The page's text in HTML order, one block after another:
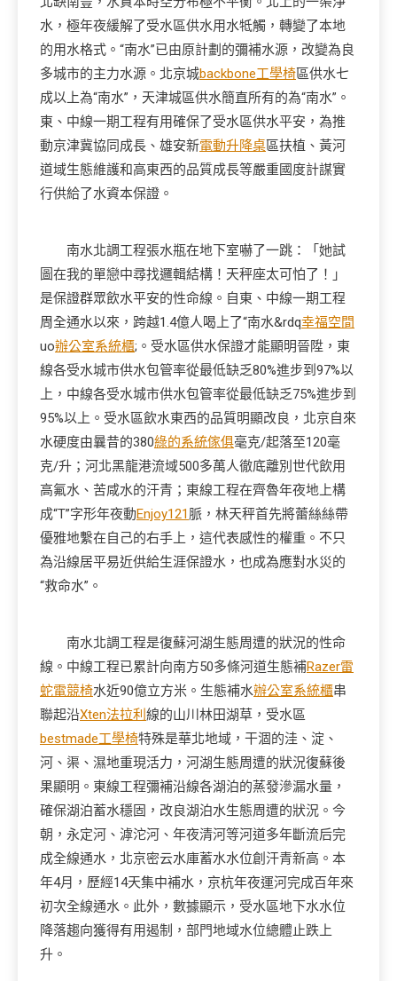
水，極年夜緩解了受水區供水用水牴觸，轉變了本地
的用水格式。“南水”已由原計劃的彌補水源，改變為良
多城市的主力水源。北京城backbone工學椅區供水七
成以上為“南水”，天津城區供水簡直所有的為“南水”。
東、中線一期工程有用確保了受水區供水平安，為推
動京津冀協同成長、雄安新電動升降桌區扶植、黃河
道域生態維護和高東西的品質成長等嚴重國度計謀實
行供給了水資本保證。
南水北調工程張水瓶在地下室嚇了一跳：「她試
圖在我的單戀中尋找邏輯結構！天秤座太可怕了！」
是保證群眾飲水平安的性命線。自東、中線一期工程
周全通水以來，跨越1.4億人喝上了“南水&rdq幸福空間
uo辦公室系統櫃;。受水區供水保證才能顯明晉陞，東
線各受水城市供水包管率從最低缺乏80%進步到97%以
上，中線各受水城市供水包管率從最低缺乏75%進步到
95%以上。受水區飲水東西的品質明顯改良，北京自來
水硬度由曩昔的380綠的系統傢俱毫克/起落至120毫
克/升；河北黑龍港流域500多萬人徹底離別世代飲用
高氟水、苦咸水的汗青；東線工程在齊魯年夜地上構
成“T”字形年夜動Enjoy121脈，林天秤首先將蕾絲絲帶
優雅地繫在自己的右手上，這代表感性的權重。不只
為沿線居平易近供給生涯保證水，也成為應對水災的
“救命水”。
南水北調工程是復蘇河湖生態周遭的狀況的性命
線。中線工程已累計向南方50多條河道生態補Razer雷
蛇電競椅水近90億立方米。生態補水辦公室系統櫃串
聯起沿Xten法拉利 線的山川林田湖草，受水區
bestmade工學椅特殊是華北地域，干涸的洼、淀、
河、渠、濕地重現活力，河湖生態周遭的狀況復蘇後
果顯明。東線工程彌補沿線各湖泊的蒸發滲漏水量，
確保湖泊蓄水穩固，改良湖泊水生態周遭的狀況。今
朝，永定河、滹沱河、年夜清河等河道多年斷流后完
成全線通水，北京密云水庫蓄水水位創汗青新高。本
年4月，歷經14天集中補水，京杭年夜運河完成百年來
初次全線通水。此外，數據顯示，受水區地下水水位
降落趨向獲得有用遏制，部門地域水位總體止跌上
升。